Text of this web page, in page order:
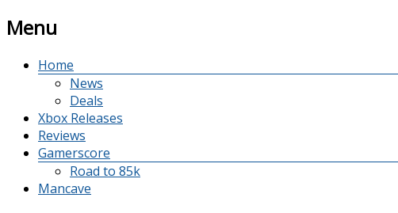
Menu
Home
News
Deals
Xbox Releases
Reviews
Gamerscore
Road to 85k
Mancave